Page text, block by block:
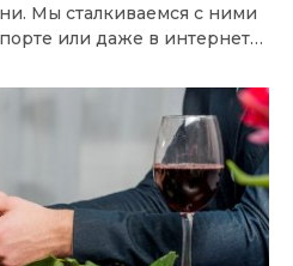
Мы сталкиваемся с ними
или даже в интернете.